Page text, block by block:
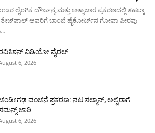
ಲೈಂಗಿಕ ದೌರ್ಜನ್ಯ ಮತ್ತು ಅತ್ಯಾಚಾರ ಪ್ರಕರಣದಲ್ಲಿ ತಹಲ್ಕಾ
ಅವರಿಗೆ ಬಾಂಬೆ ಹೈಕೋರ್ಟ್‌ನ ಗೋವಾ ಪೀಠವು
ವಿಡಿಯೋ ವೈರಲ್
6, 2026
ವಂಚನೆ ಪ್ರಕರಣ: ನಟ ಸಲ್ಮಾನ್, ಅಲ್ವಿರಾಗೆ
ಜಾರಿ
6, 2026